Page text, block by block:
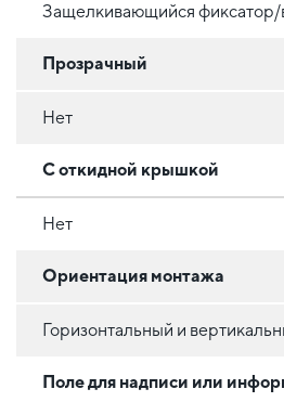
Защелкивающийся фиксатор/
Прозрачный
Нет
С откидной крышкой
Нет
Ориентация монтажа
Горизонтальный и
Поле для надписи или